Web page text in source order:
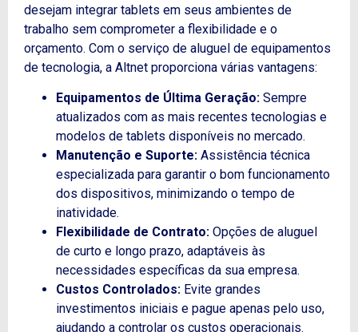
desejam integrar tablets em seus ambientes de
trabalho sem comprometer a flexibilidade e o
orçamento. Com o serviço de aluguel de equipamentos
de tecnologia, a Altnet proporciona várias vantagens:
Equipamentos de Última Geração: Sempre
atualizados com as mais recentes tecnologias e
modelos de tablets disponíveis no mercado.
Manutenção e Suporte: Assistência técnica
especializada para garantir o bom funcionamento
dos dispositivos, minimizando o tempo de
inatividade.
Flexibilidade de Contrato: Opções de aluguel
de curto e longo prazo, adaptáveis às
necessidades específicas da sua empresa.
Custos Controlados: Evite grandes
investimentos iniciais e pague apenas pelo uso,
ajudando a controlar os custos operacionais.